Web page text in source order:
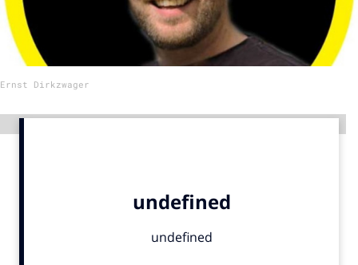
12 nov: MarketingLive!
Adverteren
Events
Opleidingen
Vacatures
Ernst Dirkzwager